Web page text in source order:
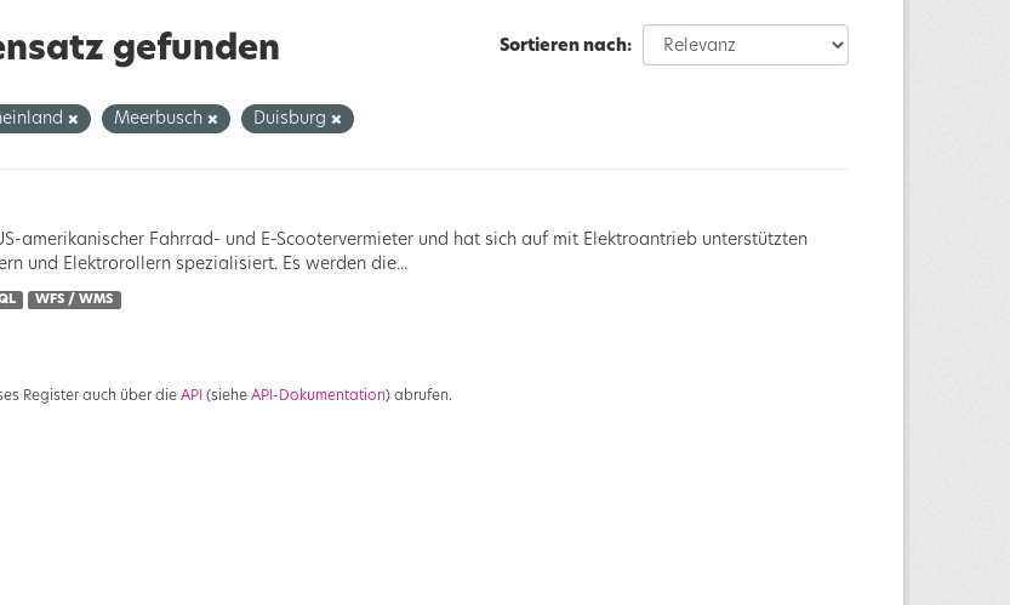
Sortieren nach
gefunden
Meerbusch Duisburg
amerikanischer Fahrrad- und E-Scootervermieter und hat sich auf mit Elektroantrieb unterstützten
und Elektrorollern spezialisiert. Es werden die...
WFS / WMS
Register auch über die API (siehe API-Dokumentation) abrufen.